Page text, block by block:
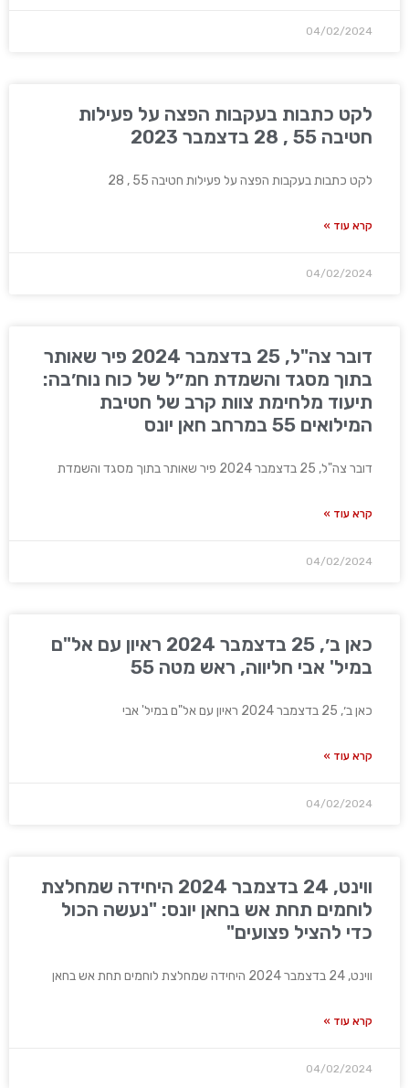
04/02/2024
לקט כתבות בעקבות הפצה על פעילות
חטיבה 55 , 28 בדצמבר 2023
לקט כתבות בעקבות הפצה על פעילות חטיבה 55 , 28
קרא עוד »
04/02/2024
דובר צה"ל, 25 בדצמבר 2024 פיר שאותר
בתוך מסגד והשמדת חמ״ל של כוח נוח׳בה:
תיעוד מלחימת צוות קרב של חטיבת
המילואים 55 במרחב חאן יונס
דובר צה"ל, 25 בדצמבר 2024 פיר שאותר בתוך מסגד והשמדת
קרא עוד »
04/02/2024
כאן ב׳, 25 בדצמבר 2024 ראיון עם אל"ם
במיל' אבי חליווה, ראש מטה 55
כאן ב׳, 25 בדצמבר 2024 ראיון עם אל"ם במיל' אבי
קרא עוד »
04/02/2024
ווינט, 24 בדצמבר 2024 היחידה שמחלצת
לוחמים תחת אש בחאן יונס: "נעשה הכול
כדי להציל פצועים"
ווינט, 24 בדצמבר 2024 היחידה שמחלצת לוחמים תחת אש בחאן
קרא עוד »
04/02/2024